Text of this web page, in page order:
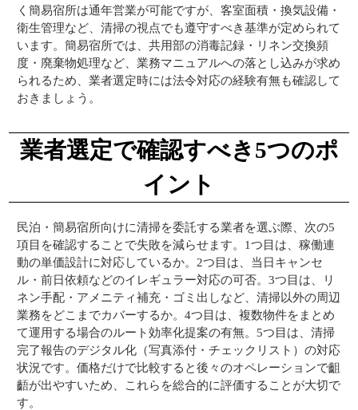
く簡易宿所は通年営業が可能ですが、客室面積・換気設備・
衛生管理など、清掃の視点でも遵守すべき基準が定められて
います。簡易宿所では、共用部の消毒記録・リネン交換頻
度・廃棄物処理など、業務マニュアルへの落とし込みが求め
られるため、業者選定時には法令対応の経験有無も確認して
おきましょう。
業者選定で確認すべき5つのポ
イント
民泊・簡易宿所向けに清掃を委託する業者を選ぶ際、次の5
項目を確認することで失敗を減らせます。1つ目は、稼働連
動の単価設計に対応しているか。2つ目は、当日キャンセ
ル・前日依頼などのイレギュラー対応の可否。3つ目は、リ
ネン手配・アメニティ補充・ゴミ出しなど、清掃以外の周辺
業務をどこまでカバーするか。4つ目は、複数物件をまとめ
て運用する場合のルート効率化提案の有無。5つ目は、清掃
完了報告のデジタル化（写真添付・チェックリスト）の対応
状況です。価格だけで比較すると後々のオペレーションで齟
齬が出やすいため、これらを総合的に評価することが大切で
す。